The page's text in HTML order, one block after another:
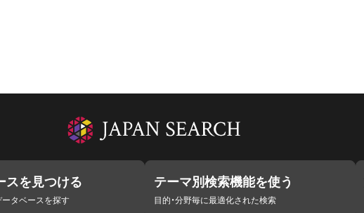
スを見つける
タベースを探す
テーマ別検索機能を使う
目的・分野毎に最適化された検索